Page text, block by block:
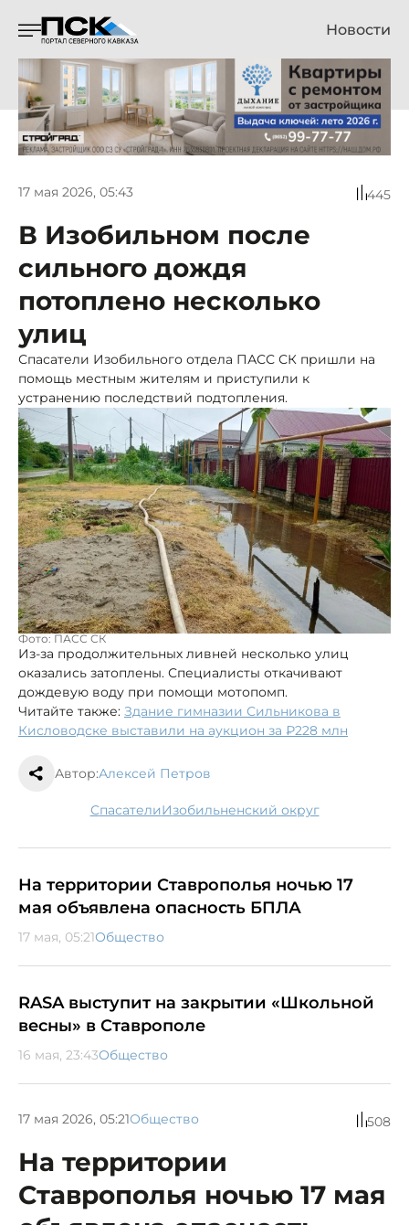
Новости
17 мая 2026, 05:43 445
В Изобильном после
сильного дождя
потоплено несколько
улиц
Спасатели Изобильного отдела ПАСС СК пришли на
помощь местным жителям и приступили к
устранению последствий подтопления.
Фото: ПАСС СК
Из-за продолжительных ливней несколько улиц
оказались затоплены. Специалисты откачивают
дождевую воду при помощи мотопомп.
Читайте также: Здание гимназии Сильникова в
Кисловодске выставили на аукцион за ₽228 млн
Автор:Алексей Петров
спасатели Изобильненский округ
На территории Ставрополья ночью 17
мая объявлена опасность БПЛА
17 мая, 05:21Общество
RASA выступит на закрытии «Школьной
весны» в Ставрополе
16 мая, 23:43Общество
17 мая 2026, 05:21Общество 508
На территории
Ставрополья ночью 17 мая